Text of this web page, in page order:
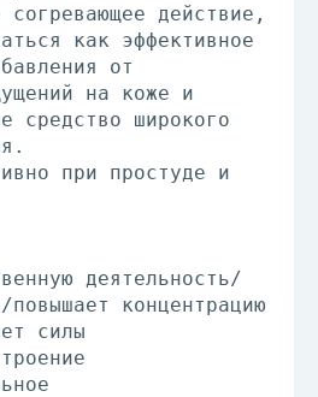
согревающее действие,
как эффективное
от
на коже и
средство широкого
при простуде и
деятельность/
повышает концентрацию
силы